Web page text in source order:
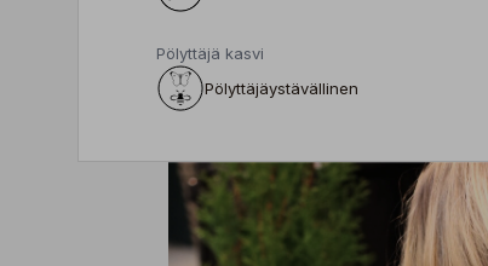
Pölyttäjä kasvi
Pölyttäjäystävällinen